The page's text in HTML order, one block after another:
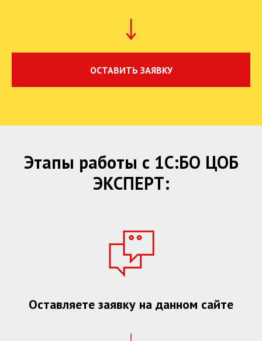
ОСТАВИТЬ ЗАЯВКУ
Этапы работы с 1С:БО ЦОБ
ЭКСПЕРТ:
Оставляете заявку на данном сайте